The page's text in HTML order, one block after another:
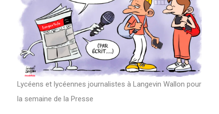
Lycéens et lycéennes journalistes à Langevin Wallon pour
la semaine de la Presse